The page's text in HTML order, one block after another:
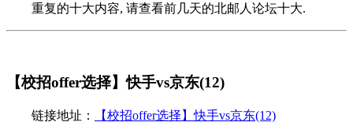
重复的十大内容, 请查看前几天的北邮人论坛十大.
【校招offer选择】快手vs京东(12)
链接地址： 【校招offer选择】快手vs京东(12)